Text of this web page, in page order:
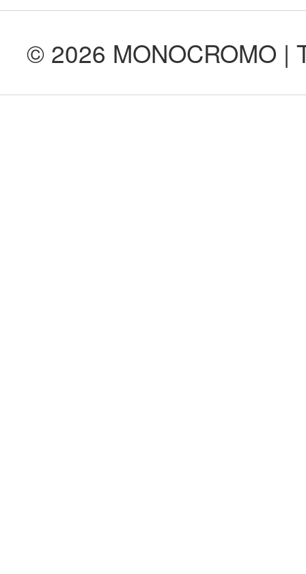
© 2026 MONOCROMO |